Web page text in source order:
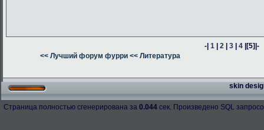
-|1 |2 |3 |4 |[5]|-
<< Лучший форум фурри << Литература
skin
Страница полностью сгенерирована за 0.044 сек. Произведено SQL